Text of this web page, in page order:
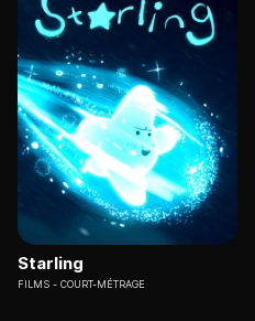
Starling
FILMS COURT-MÉTRAGE